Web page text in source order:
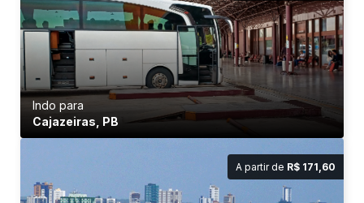
Indo para
Cajazeiras, PB
A partir de R$ 171,60